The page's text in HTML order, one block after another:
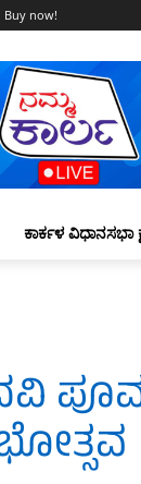
Buy now!
ಕಾರ್ಕಳ